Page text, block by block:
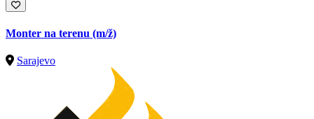
Monter na terenu (m/ž)
Sarajevo